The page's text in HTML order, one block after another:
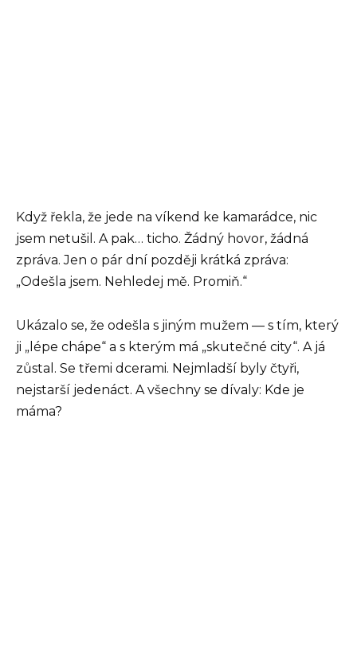
Když řekla, že jede na víkend ke kamarádce, nic
jsem netušil. A pak… ticho. Žádný hovor, žádná
zpráva. Jen o pár dní později krátká zpráva:
„Odešla jsem. Nehledej mě. Promiň.“
Ukázalo se, že odešla s jiným mužem — s tím, který
ji „lépe chápe“ a s kterým má „skutečné city“. A já
zůstal. Se třemi dcerami. Nejmladší byly čtyři,
nejstarší jedenáct. A všechny se dívaly: Kde je
máma?